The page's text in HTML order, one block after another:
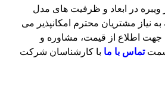
در ابعاد و ظرفیت های مدل
نیاز مشتریان محترم امکانپذیر می
جهت اطلاع از قیمت، مشاوره و
تماس با ما با کارشناسان شرکت